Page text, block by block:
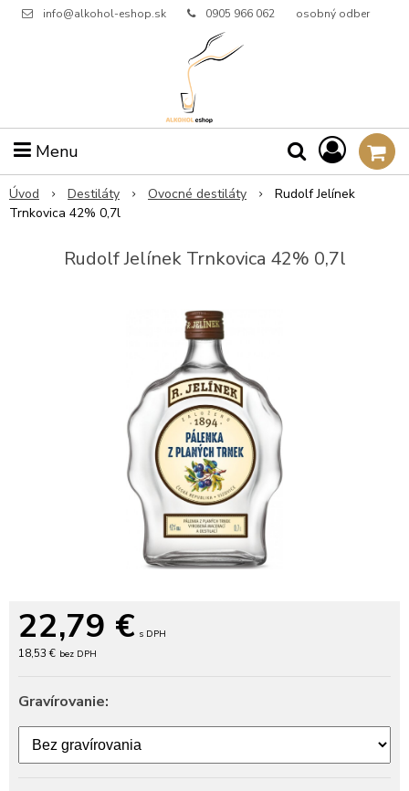
info@alkohol-eshop.sk 0905 966 062 osobný odber
Menu
Úvod Destiláty Ovocné destiláty
Rudolf Jelínek
Trnkovica 42% 0,7l
Rudolf Jelínek Trnkovica 42% 0,7l
22,79 € s DPH
18,53 € bez DPH
Gravírovanie: